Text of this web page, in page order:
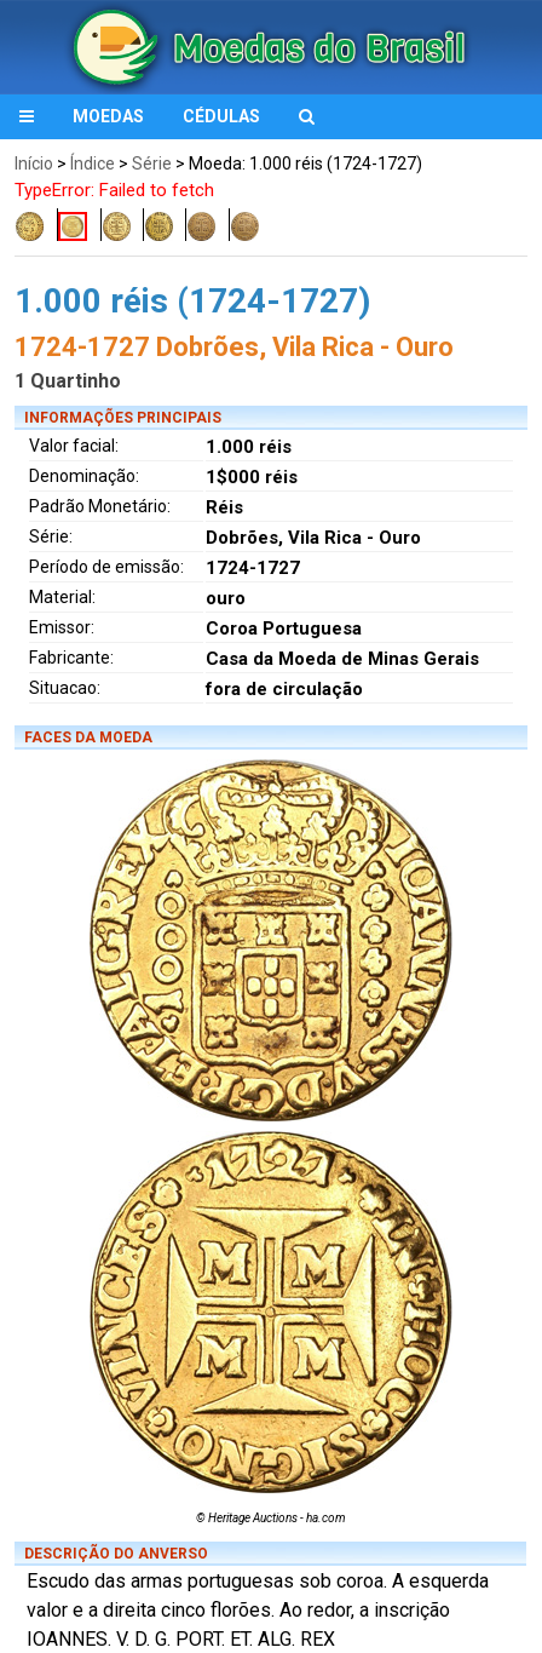
MOEDAS CÉDULAS
Início > Índice > Série > Moeda: 1.000 réis (1724-1727)
TypeError: Failed to fetch
1.000 réis (1724-1727)
1724-1727 Dobrões, Vila Rica - Ouro
1 Quartinho
INFORMAÇÕES PRINCIPAIS
Valor facial: 1.000 réis
Denominação: 1$000 réis
Padrão Monetário: Réis
Série: Dobrões, Vila Rica - Ouro
Período de emissão: 1724-1727
Material: ouro
Emissor: Coroa Portuguesa
Fabricante: Casa da Moeda de Minas Gerais
Situacao: fora de circulação
FACES DA MOEDA
© Heritage Auctions - ha.com
DESCRIÇÃO DO ANVERSO
Escudo das armas portuguesas sob coroa. A esquerda
valor e a direita cinco florões. Ao redor, a inscrição
IOANNES. V. D. G. PORT. ET. ALG. REX